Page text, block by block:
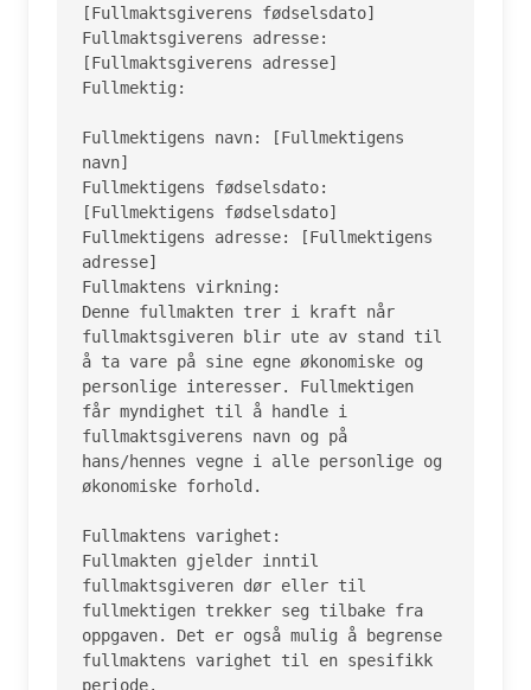
[Fullmaktsgiverens fødselsdato]
Fullmaktsgiverens adresse:
[Fullmaktsgiverens adresse]
Fullmektig:
Fullmektigens navn: [Fullmektigens
navn]
Fullmektigens fødselsdato:
[Fullmektigens fødselsdato]
Fullmektigens adresse: [Fullmektigens
adresse]
Fullmaktens virkning:
Denne fullmakten trer i kraft når
fullmaktsgiveren blir ute av stand til
å ta vare på sine egne økonomiske og
personlige interesser. Fullmektigen
får myndighet til å handle i
fullmaktsgiverens navn og på
hans/hennes vegne i alle personlige og
økonomiske forhold.
Fullmaktens varighet:
Fullmakten gjelder inntil
fullmaktsgiveren dør eller til
fullmektigen trekker seg tilbake fra
oppgaven. Det er også mulig å begrense
fullmaktens varighet til en spesifikk
periode.